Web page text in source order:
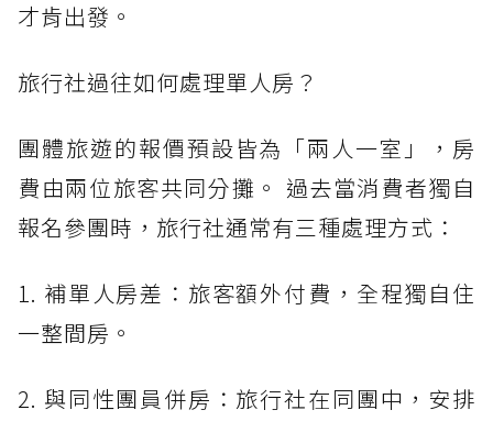
才肯出發。
旅行社過往如何處理單人房？
團體旅遊的報價預設皆為「兩人一室」，房
費由兩位旅客共同分攤。 過去當消費者獨自
報名參團時，旅行社通常有三種處理方式：
1. 補單人房差：旅客額外付費，全程獨自住
一整間房。
2. 與同性團員併房：旅行社在同團中，安排